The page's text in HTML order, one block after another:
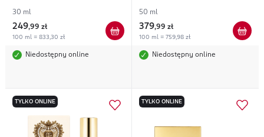
30 ml
249,99 zł
100 ml = 833,30 zł
Niedostępny online
50 ml
379,99 zł
100 ml = 759,98 zł
Niedostępny online
TYLKO ONLINE TYLKO ONLINE